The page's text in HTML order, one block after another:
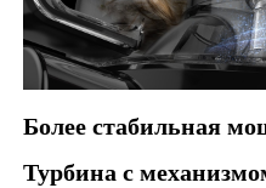
Более стабильная
Турбина с